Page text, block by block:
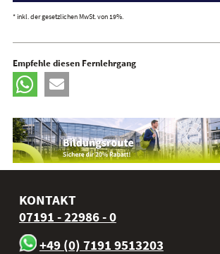
* inkl. der gesetzlichen MwSt. von 19%.
Empfehle diesen Fernlehrgang
KONTAKT
07191 - 22986 - 0
+49 (0) 7191 9513203